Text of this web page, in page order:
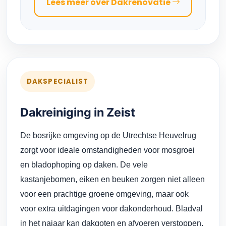
Lees meer over Dakrenovatie
DAKSPECIALIST
Dakreiniging in Zeist
De bosrijke omgeving op de Utrechtse Heuvelrug
zorgt voor ideale omstandigheden voor mosgroei
en bladophoping op daken. De vele
kastanjebomen, eiken en beuken zorgen niet alleen
voor een prachtige groene omgeving, maar ook
voor extra uitdagingen voor dakonderhoud. Bladval
in het najaar kan dakgoten en afvoeren verstoppen,